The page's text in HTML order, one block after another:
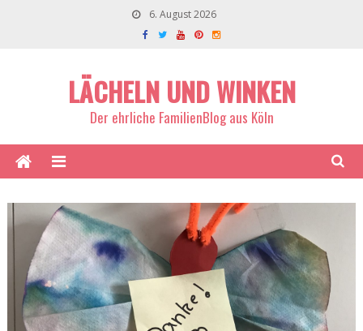
6. August 2026
LÄCHELN UND WINKEN
Der ehrliche FamilienBlog aus Köln